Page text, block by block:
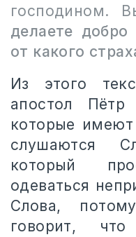
господином.
делаете
от какого
Из этого
апостол
которые
слушаются
который
одеваться
Слова,
говорит,